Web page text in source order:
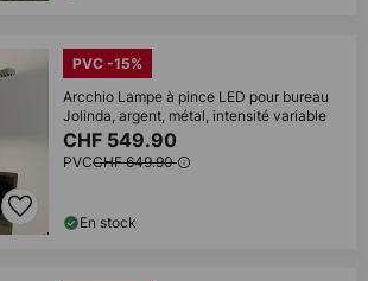
PVC -15%
Arcchio Lampe à pince LED pour bureau
Jolinda, argent, métal, intensité variable
CHF 549.90
PVCCHF 649.90
En stock